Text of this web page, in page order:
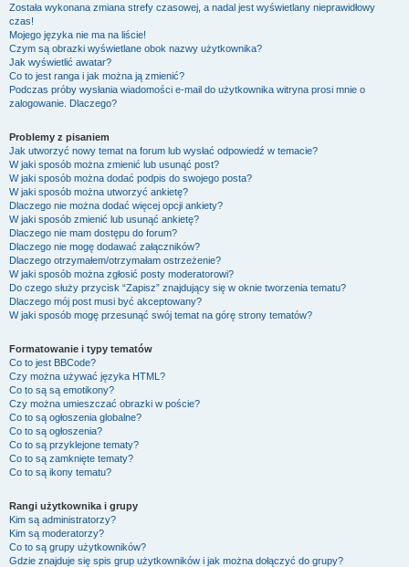
Została wykonana zmiana strefy czasowej, a nadal jest wyświetlany nieprawidłowy
czas!
Mojego języka nie ma na liście!
Czym są obrazki wyświetlane obok nazwy użytkownika?
Jak wyświetlić awatar?
Co to jest ranga i jak można ją zmienić?
Podczas próby wysłania wiadomości e-mail do użytkownika witryna prosi mnie o
zalogowanie. Dlaczego?
Problemy z pisaniem
Jak utworzyć nowy temat na forum lub wysłać odpowiedź w temacie?
W jaki sposób można zmienić lub usunąć post?
W jaki sposób można dodać podpis do swojego posta?
W jaki sposób można utworzyć ankietę?
Dlaczego nie można dodać więcej opcji ankiety?
W jaki sposób zmienić lub usunąć ankietę?
Dlaczego nie mam dostępu do forum?
Dlaczego nie mogę dodawać załączników?
Dlaczego otrzymałem/otrzymałam ostrzeżenie?
W jaki sposób można zgłosić posty moderatorowi?
Do czego służy przycisk “Zapisz” znajdujący się w oknie tworzenia tematu?
Dlaczego mój post musi być akceptowany?
W jaki sposób mogę przesunąć swój temat na górę strony tematów?
Formatowanie i typy tematów
Co to jest BBCode?
Czy można używać języka HTML?
Co to są są emotikony?
Czy można umieszczać obrazki w poście?
Co to są ogłoszenia globalne?
Co to są ogłoszenia?
Co to są przyklejone tematy?
Co to są zamknięte tematy?
Co to są ikony tematu?
Rangi użytkownika i grupy
Kim są administratorzy?
Kim są moderatorzy?
Co to są grupy użytkowników?
Gdzie znajduje się spis grup użytkowników i jak można dołączyć do grupy?